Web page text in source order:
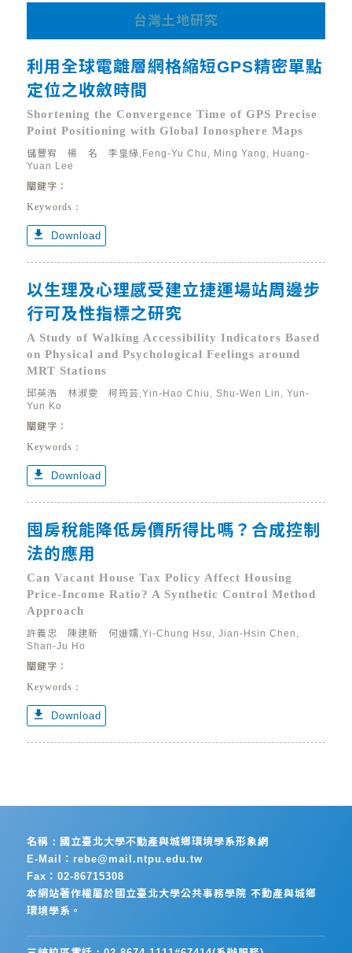
台灣土地研究
利用全球電離層網格縮短GPS精密單點
定位之收斂時間
Shortening the Convergence Time of GPS Precise
Point Positioning with Global Ionosphere Maps
儲豐宥 楊 名 李皇緣,Feng-Yu Chu, Ming Yang, Huang-
Yuan Lee
關鍵字：
Keywords：
Download
get_app
以生理及心理感受建立捷運場站周邊步
行可及性指標之研究
A Study of Walking Accessibility Indicators Based
on Physical and Psychological Feelings around
MRT Stations
邱英浩 林淑雯 柯筠芸,Yin-Hao Chiu, Shu-Wen Lin, Yun-
Yun Ko
關鍵字：
Keywords：
Download
get_app
囤房稅能降低房價所得比嗎？合成控制
法的應用
Can Vacant House Tax Policy Affect Housing
Price-Income Ratio? A Synthetic Control Method
Approach
許義忠 陳建新 何姗嬬,Yi-Chung Hsu, Jian-Hsin Chen,
Shan-Ju Ho
關鍵字：
Keywords：
Download
get_app
名稱：國立臺北大學不動產與城鄉環境學系形象網
E-Mail：rebe@mail.ntpu.edu.tw
Fax：02-86715308
本網站著作權屬於國立臺北大學公共事務學院 不動產與城鄉
環境學系。